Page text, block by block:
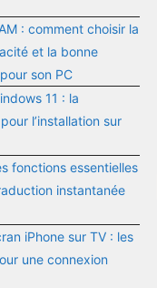
: comment choisir la
et la bonne
son PC
11 : la
l’installation sur
fonctions essentielles
instantanée
iPhone sur TV : les
une connexion